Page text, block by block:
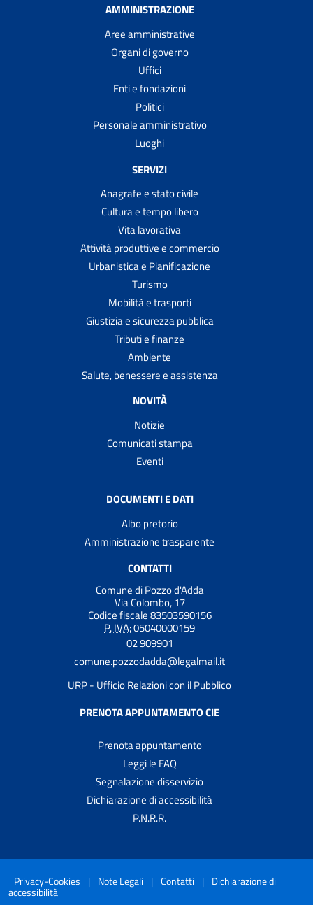
AMMINISTRAZIONE
Aree amministrative
Organi di governo
Uffici
Enti e fondazioni
Politici
Personale amministrativo
Luoghi
SERVIZI
Anagrafe e stato civile
Cultura e tempo libero
Vita lavorativa
Attività produttive e commercio
Urbanistica e Pianificazione
Turismo
Mobilità e trasporti
Giustizia e sicurezza pubblica
Tributi e finanze
Ambiente
Salute, benessere e assistenza
NOVITÀ
Notizie
Comunicati stampa
Eventi
DOCUMENTI E DATI
Albo pretorio
Amministrazione trasparente
CONTATTI
Comune di Pozzo d'Adda
Via Colombo, 17
Codice fiscale 83503590156
P. IVA:05040000159
02 909901
comune.pozzodadda@legalmail.it
URP - Ufficio Relazioni con il Pubblico
PRENOTA APPUNTAMENTO CIE
Prenota appuntamento
Leggi le FAQ
Segnalazione disservizio
Dichiarazione di accessibilità
P.N.R.R.
Privacy-Cookies | Note Legali | Contatti | Dichiarazione di
accessibilità